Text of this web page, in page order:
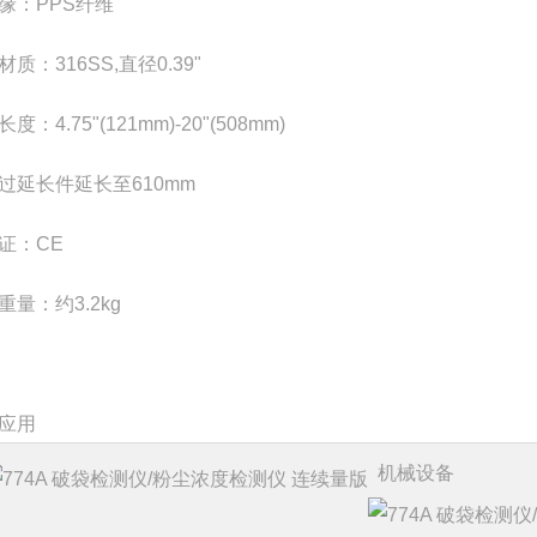
：PPS纤维
质：316SS,直径0.39"
度：4.75"(121mm)-20"(508mm)
延长件延长至610mm
：CE
量：约3.2kg
用
机械设备